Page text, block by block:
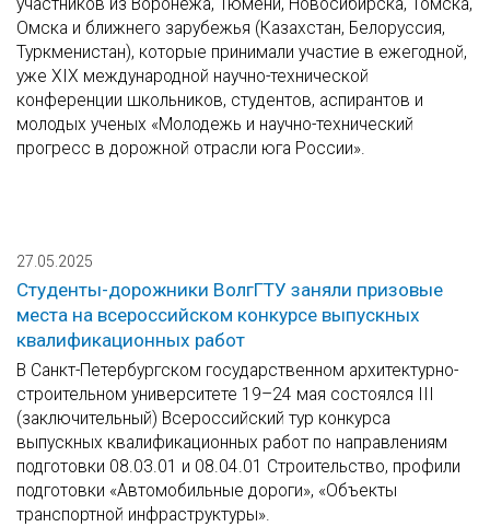
участников из Воронежа, Тюмени, Новосибирска, Томска,
Омска и ближнего зарубежья (Казахстан, Белоруссия,
Туркменистан), которые принимали участие в ежегодной,
уже ХIX международной научно-технической
конференции школьников, студентов, аспирантов и
молодых ученых «Молодежь и научно-технический
прогресс в дорожной отрасли юга России».
27.05.2025
Студенты-дорожники ВолгГТУ заняли призовые
места на всероссийском конкурсе выпускных
квалификационных работ
В Санкт-Петербургском государственном архитектурно-
строительном университете 19–24 мая состоялся III
(заключительный) Всероссийский тур конкурса
выпускных квалификационных работ по направлениям
подготовки 08.03.01 и 08.04.01 Строительство, профили
подготовки «Автомобильные дороги», «Объекты
транспортной инфраструктуры».